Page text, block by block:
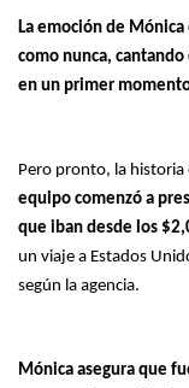
La emoción de
como nunca,
en un primer
Pero pronto, la historia
equipo comenzó a
que iban desde los
un viaje a Estados
según la agencia.
Mónica asegura que